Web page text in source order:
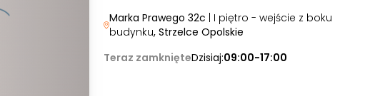
Marka Prawego 32c | I piętro - wejście z boku
budynku, Strzelce Opolskie
Teraz zamknięteDzisiaj:09:00-17:00